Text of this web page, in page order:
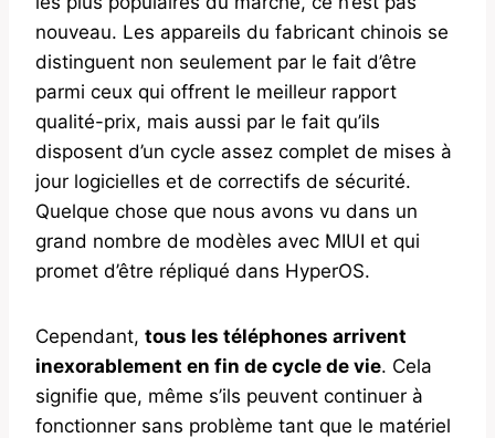
nouveau. Les appareils du fabricant chinois se
distinguent non seulement par le fait d’être
parmi ceux qui offrent le meilleur rapport
qualité-prix, mais aussi par le fait qu’ils
disposent d’un cycle assez complet de mises à
jour logicielles et de correctifs de sécurité.
Quelque chose que nous avons vu dans un
grand nombre de modèles avec MIUI et qui
promet d’être répliqué dans HyperOS.
Cependant, tous les téléphones arrivent
inexorablement en fin de cycle de vie. Cela
signifie que, même s’ils peuvent continuer à
fonctionner sans problème tant que le matériel